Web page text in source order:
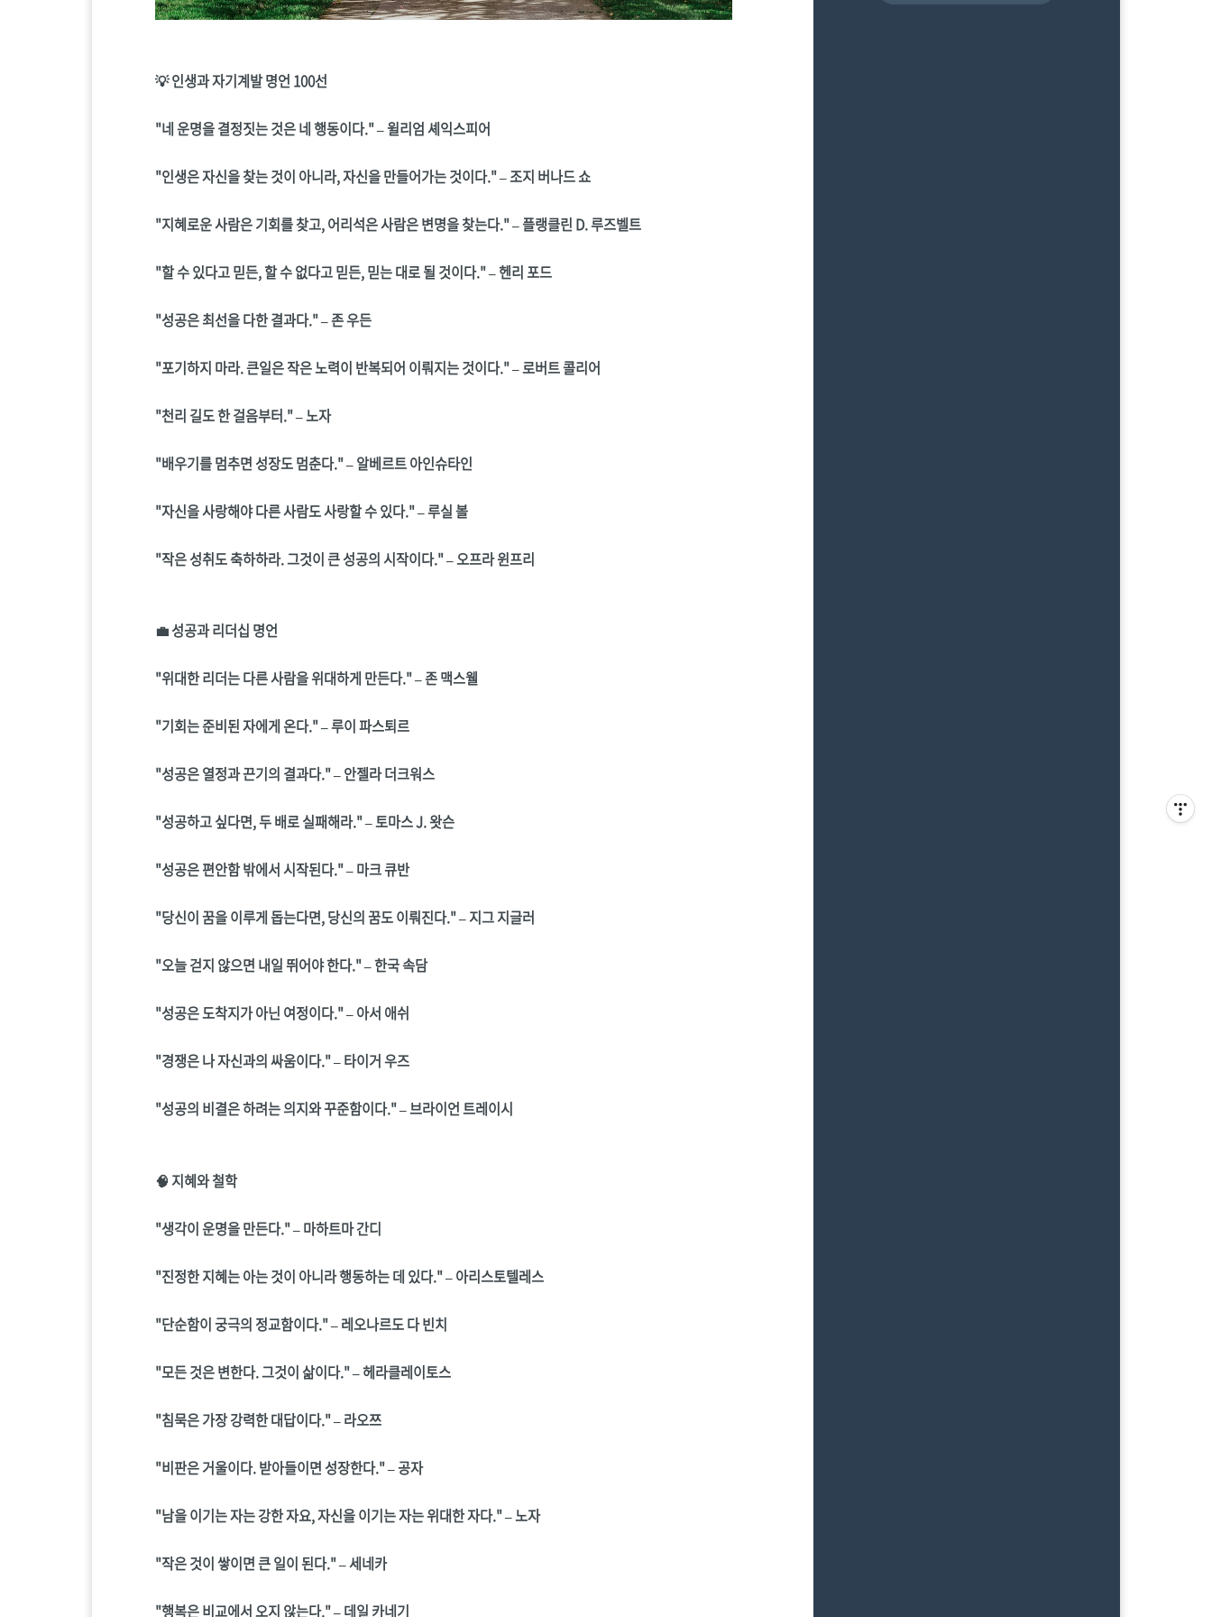
💡 인생과 자기계발 명언 100선
"네 운명을 결정짓는 것은 네 행동이다." – 윌리엄 셰익스피어
"인생은 자신을 찾는 것이 아니라, 자신을 만들어가는 것이다." – 조지 버나드 쇼
"지혜로운 사람은 기회를 찾고, 어리석은 사람은 변명을 찾는다." – 플랭클린 D. 루즈벨트
"할 수 있다고 믿든, 할 수 없다고 믿든, 믿는 대로 될 것이다." – 헨리 포드
"성공은 최선을 다한 결과다." – 존 우든
"포기하지 마라. 큰일은 작은 노력이 반복되어 이뤄지는 것이다." – 로버트 콜리어
"천리 길도 한 걸음부터." – 노자
"배우기를 멈추면 성장도 멈춘다." – 알베르트 아인슈타인
"자신을 사랑해야 다른 사람도 사랑할 수 있다." – 루실 볼
"작은 성취도 축하하라. 그것이 큰 성공의 시작이다." – 오프라 윈프리
💼 성공과 리더십 명언
"위대한 리더는 다른 사람을 위대하게 만든다." – 존 맥스웰
"기회는 준비된 자에게 온다." – 루이 파스퇴르
"성공은 열정과 끈기의 결과다." – 안젤라 더크워스
"성공하고 싶다면, 두 배로 실패해라." – 토마스 J. 왓슨
"성공은 편안함 밖에서 시작된다." – 마크 큐반
"당신이 꿈을 이루게 돕는다면, 당신의 꿈도 이뤄진다." – 지그 지글러
"오늘 걷지 않으면 내일 뛰어야 한다." – 한국 속담
"성공은 도착지가 아닌 여정이다." – 아서 애쉬
"경쟁은 나 자신과의 싸움이다." – 타이거 우즈
"성공의 비결은 하려는 의지와 꾸준함이다." – 브라이언 트레이시
🧠 지혜와 철학
"생각이 운명을 만든다." – 마하트마 간디
"진정한 지혜는 아는 것이 아니라 행동하는 데 있다." – 아리스토텔레스
"단순함이 궁극의 정교함이다." – 레오나르도 다 빈치
"모든 것은 변한다. 그것이 삶이다." – 헤라클레이토스
"침묵은 가장 강력한 대답이다." – 라오쯔
"비판은 거울이다. 받아들이면 성장한다." – 공자
"남을 이기는 자는 강한 자요, 자신을 이기는 자는 위대한 자다." – 노자
"작은 것이 쌓이면 큰 일이 된다." – 세네카
"행복은 비교에서 오지 않는다." – 데일 카네기